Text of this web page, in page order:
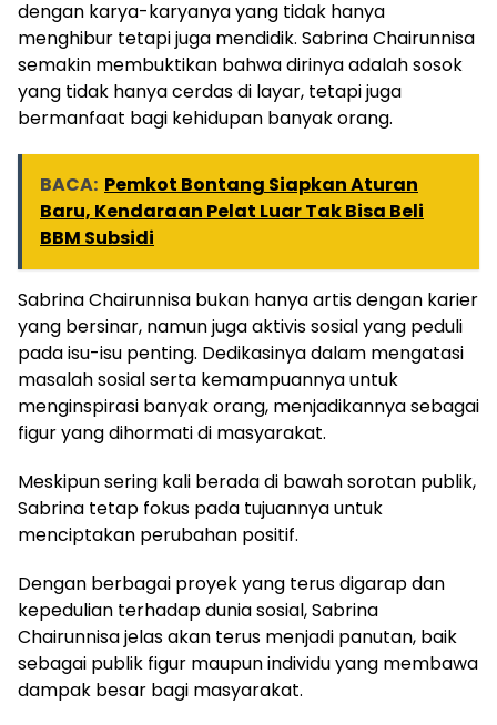
dengan karya-karyanya yang tidak hanya
menghibur tetapi juga mendidik. Sabrina Chairunnisa
semakin membuktikan bahwa dirinya adalah sosok
yang tidak hanya cerdas di layar, tetapi juga
bermanfaat bagi kehidupan banyak orang.
BACA: Pemkot Bontang Siapkan Aturan
Baru, Kendaraan Pelat Luar Tak Bisa Beli
BBM Subsidi
Sabrina Chairunnisa bukan hanya artis dengan karier
yang bersinar, namun juga aktivis sosial yang peduli
pada isu-isu penting. Dedikasinya dalam mengatasi
masalah sosial serta kemampuannya untuk
menginspirasi banyak orang, menjadikannya sebagai
figur yang dihormati di masyarakat.
Meskipun sering kali berada di bawah sorotan publik,
Sabrina tetap fokus pada tujuannya untuk
menciptakan perubahan positif.
Dengan berbagai proyek yang terus digarap dan
kepedulian terhadap dunia sosial, Sabrina
Chairunnisa jelas akan terus menjadi panutan, baik
sebagai publik figur maupun individu yang membawa
dampak besar bagi masyarakat.